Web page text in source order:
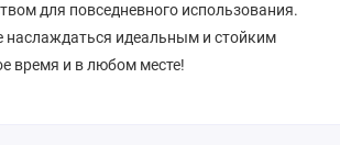
для повседневного использования.
наслаждаться идеальным и стойким
время и в любом месте!